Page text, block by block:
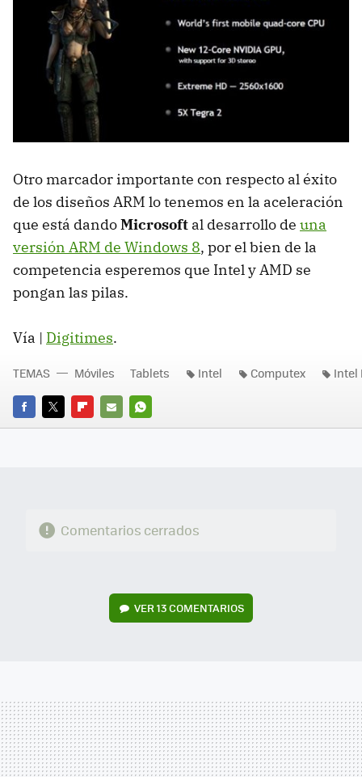
Otro marcador importante con respecto al éxito
de los diseños ARM lo tenemos en la aceleración
que está dandoMicrosoft al desarrollo de una
versión ARM de Windows 8, por el bien de la
competencia esperemos que Intel yAMD se
pongan las pilas.
Vía | Digitimes.
FACEBOOK
TWITTERFLIPBOARD
E-
WHATSAPP
TEMAS Móviles Tablets Intel Computex Intel
Comentarios cerrados
VER13 COMENTARIOS